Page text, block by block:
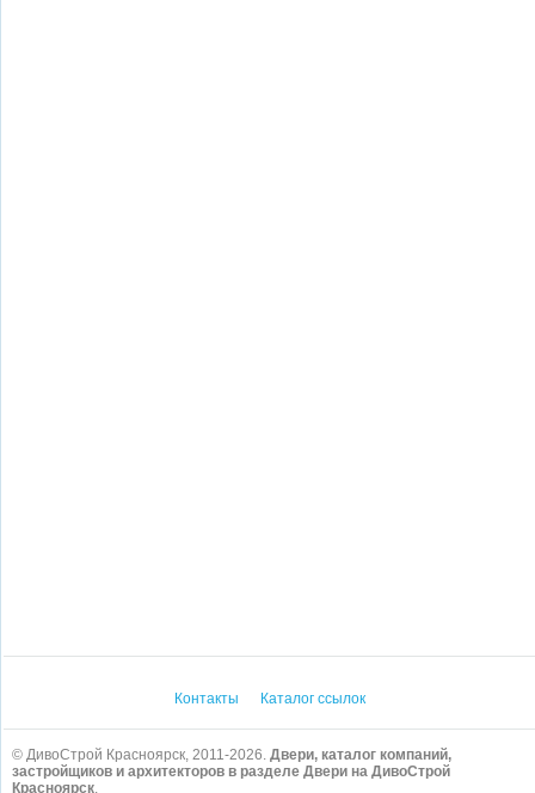
Контакты Каталог ссылок
© ДивоСтрой Красноярск, 2011-2026. Двери, каталог компаний,
застройщиков и архитекторов в разделе Двери на ДивоСтрой
Красноярск.